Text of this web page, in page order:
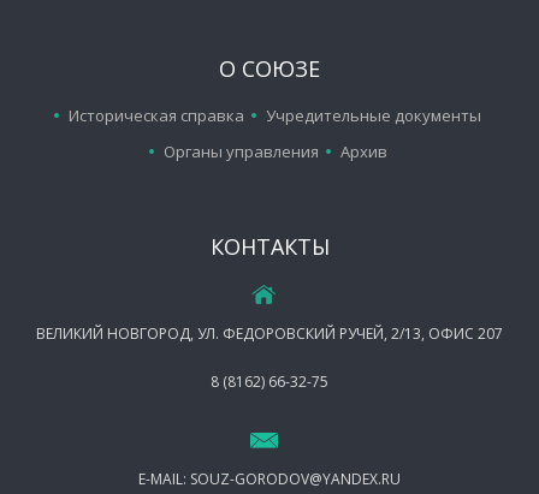
О СОЮЗЕ
Историческая справка
Учредительные документы
Органы управления
Архив
КОНТАКТЫ
ВЕЛИКИЙ НОВГОРОД, УЛ. ФЕДОРОВСКИЙ РУЧЕЙ, 2/13, ОФИС 207
8 (8162) 66-32-75
E-MAIL: SOUZ-GORODOV@YANDEX.RU